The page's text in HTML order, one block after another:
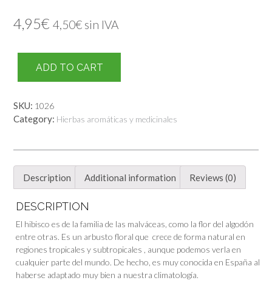
4,95€ 4,50€ sin IVA
ADD TO CART
SKU: 1026
Category: Hierbas aromáticas y medicinales
Description Additional information Reviews (0)
DESCRIPTION
El hibisco es de la familia de las malváceas, como la flor del algodón
entre otras. Es un arbusto floral que crece de forma natural en
regiones tropicales y subtropicales , aunque podemos verla en
cualquier parte del mundo. De hecho, es muy conocida en España al
haberse adaptado muy bien a nuestra climatología.